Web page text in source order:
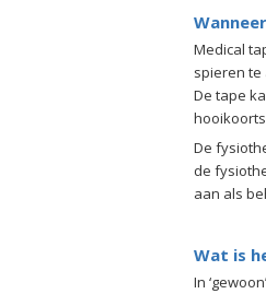
Medical
spieren te
De tape
De
de
aan als
Wat is
In